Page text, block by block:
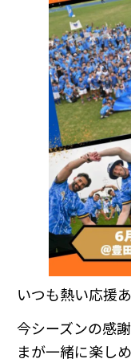
いつも熱い応援
今シーズンの感
まが一緒に楽し